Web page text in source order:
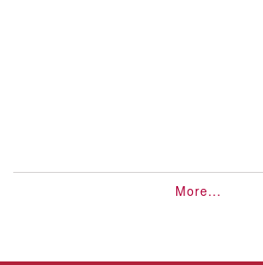
More...